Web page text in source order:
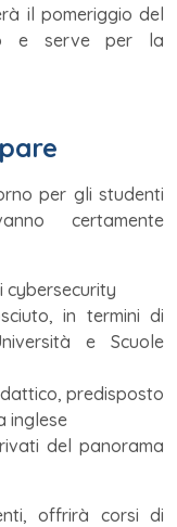
il pomeriggio del
e serve per la
per gli studenti
certamente
cybersecurity
in termini di
e Scuole
predisposto
inglese
del panorama
offrirà corsi di